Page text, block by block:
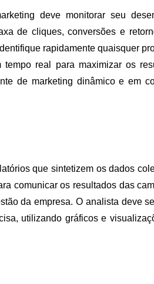
+55
deve monitorar seu
de cliques, conversões e
rapidamente quaisquer
real para maximizar os
de marketing dinâmico e em
que sintetizem os dados
comunicar os resultados das
da empresa. O analista deve
utilizando gráficos e